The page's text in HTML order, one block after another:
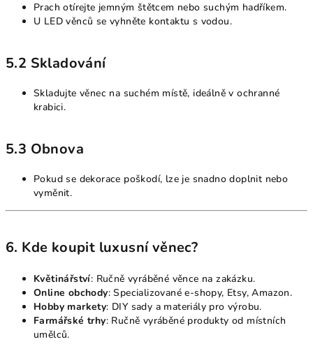
Prach otírejte jemným štětcem nebo suchým hadříkem.
U LED věnců se vyhněte kontaktu s vodou.
5.2 Skladování
Skladujte věnec na suchém místě, ideálně v ochranné
krabici.
5.3 Obnova
Pokud se dekorace poškodí, lze je snadno doplnit nebo
vyměnit.
6. Kde koupit luxusní věnec?
Květinářství: Ručně vyráběné věnce na zakázku.
Online obchody: Specializované e-shopy, Etsy, Amazon.
Hobby markety: DIY sady a materiály pro výrobu.
Farmářské trhy: Ručně vyráběné produkty od místních
umělců.